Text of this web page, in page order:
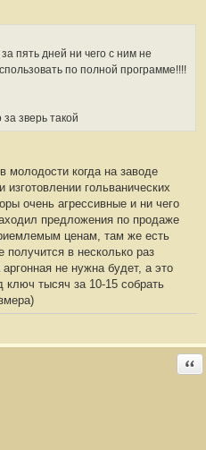
пять дней ни чего с ним не
по полной программе!!!!
зверь такой
молодости когда на заводе
изготовлении гольванических
очень агрессивные и ни чего
предложения по продаже
ценам, там же есть
в несколько раз
не нужна будет, а это
тысяч за 10-15 собрать